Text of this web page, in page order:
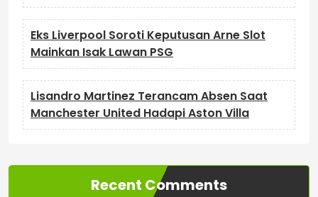
Eks Liverpool Soroti Keputusan Arne Slot
Mainkan Isak Lawan PSG
Lisandro Martinez Terancam Absen Saat
Manchester United Hadapi Aston Villa
Recent Comments